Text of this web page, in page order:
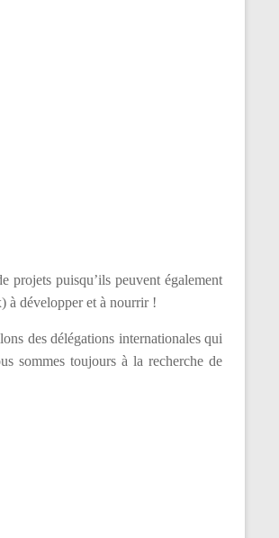
projets puisqu’ils peuvent également
à développer et à nourrir !
des délégations internationales qui
sommes toujours à la recherche de